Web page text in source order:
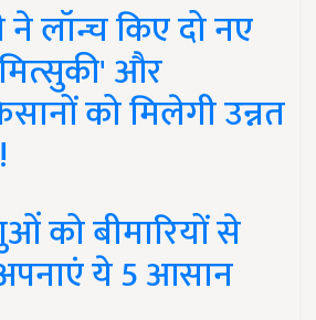
लॉन्च किए दो नए
और
को मिलेगी उन्नत
को बीमारियों से
ये 5 आसान